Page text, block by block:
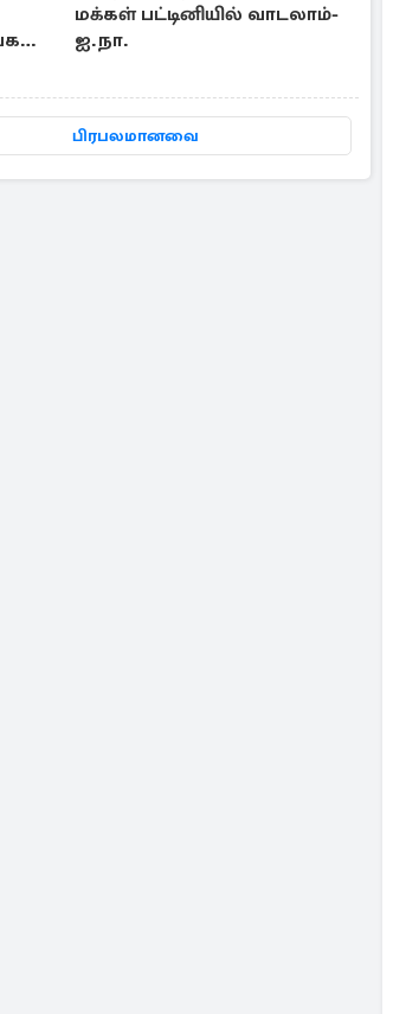
மக்கள் பட்டினியில் வாடலாம்-
ஐ.நா.
பிரபலமானவை